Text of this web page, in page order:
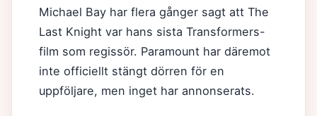
Michael Bay har flera gånger sagt att The
Last Knight var hans sista Transformers-
film som regissör. Paramount har däremot
inte officiellt stängt dörren för en
uppföljare, men inget har annonserats.